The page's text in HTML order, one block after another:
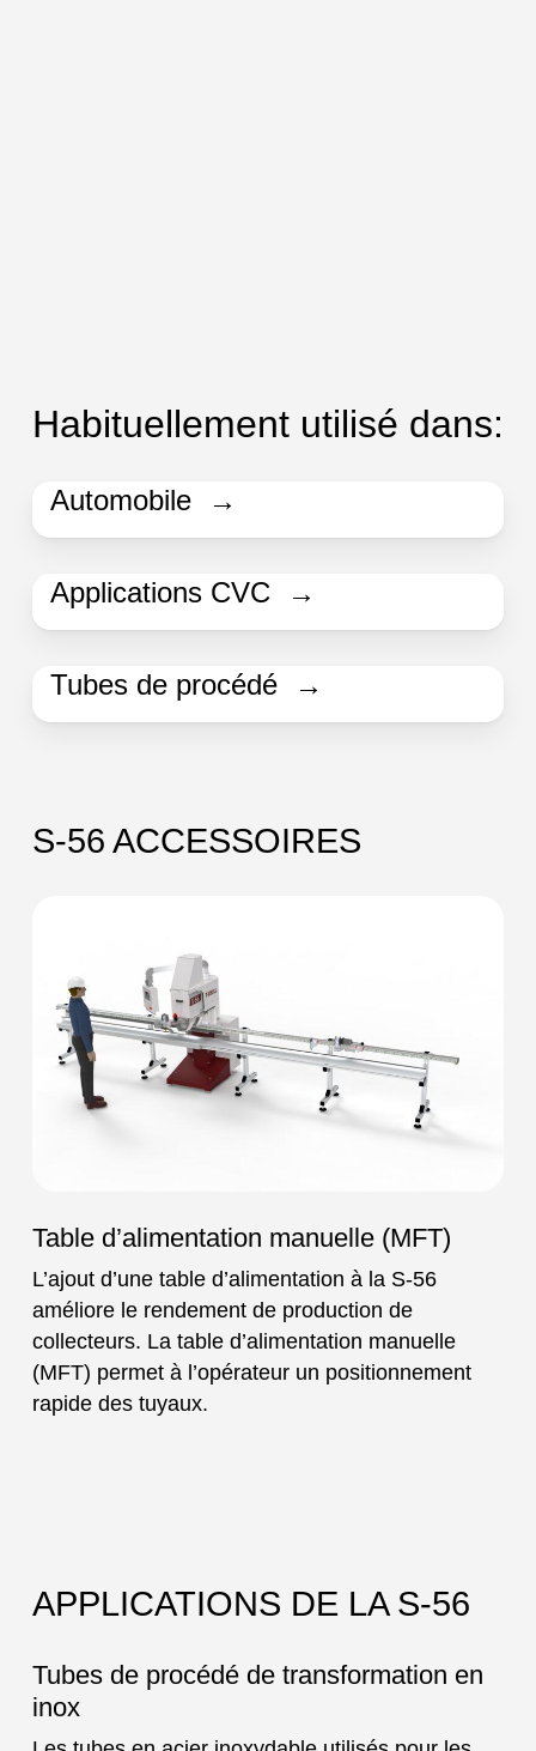
Habituellement utilisé dans:
Automobile →
Applications CVC →
Tubes de procédé →
S-56 ACCESSOIRES
Table d’alimentation manuelle (MFT)
L’ajout d’une table d’alimentation à la S-56
améliore le rendement de production de
collecteurs. La table d’alimentation manuelle
(MFT) permet à l’opérateur un positionnement
rapide des tuyaux.
APPLICATIONS DE LA S-56
Tubes de procédé de transformation en
inox